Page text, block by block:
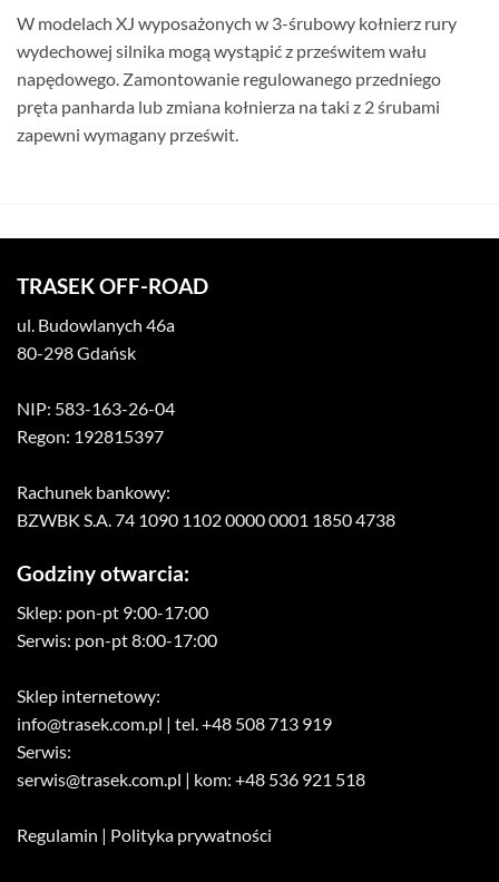
W modelach XJ wyposażonych w 3-śrubowy kołnierz rury
wydechowej silnika mogą wystąpić z prześwitem wału
napędowego. Zamontowanie regulowanego przedniego
pręta panharda lub zmiana kołnierza na taki z 2 śrubami
zapewni wymagany prześwit.
TRASEK OFF-ROAD
ul. Budowlanych 46a
80-298 Gdańsk
NIP: 583-163-26-04
Regon: 192815397
Rachunek bankowy:
BZWBK S.A. 74 1090 1102 0000 0001 1850 4738
Godziny otwarcia:
Sklep: pon-pt 9:00-17:00
Serwis: pon-pt 8:00-17:00
Sklep internetowy:
info@trasek.com.pl | tel. +48 508 713 919
Serwis:
serwis@trasek.com.pl | kom: +48 536 921 518
Regulamin | Polityka prywatności